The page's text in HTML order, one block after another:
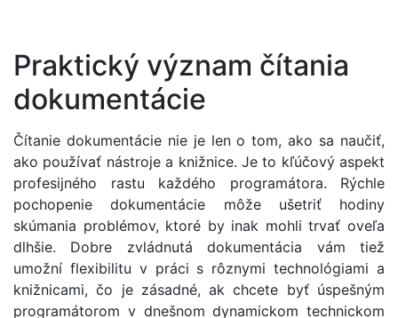
Praktický význam čítania
dokumentácie
Čítanie dokumentácie nie je len o tom, ako sa naučiť,
ako používať nástroje a knižnice. Je to kľúčový aspekt
profesijného rastu každého programátora. Rýchle
pochopenie dokumentácie môže ušetriť hodiny
skúmania problémov, ktoré by inak mohli trvať oveľa
dlhšie. Dobre zvládnutá dokumentácia vám tiež
umožní flexibilitu v práci s rôznymi technológiami a
knižnicami, čo je zásadné, ak chcete byť úspešným
programátorom v dnešnom dynamickom technickom